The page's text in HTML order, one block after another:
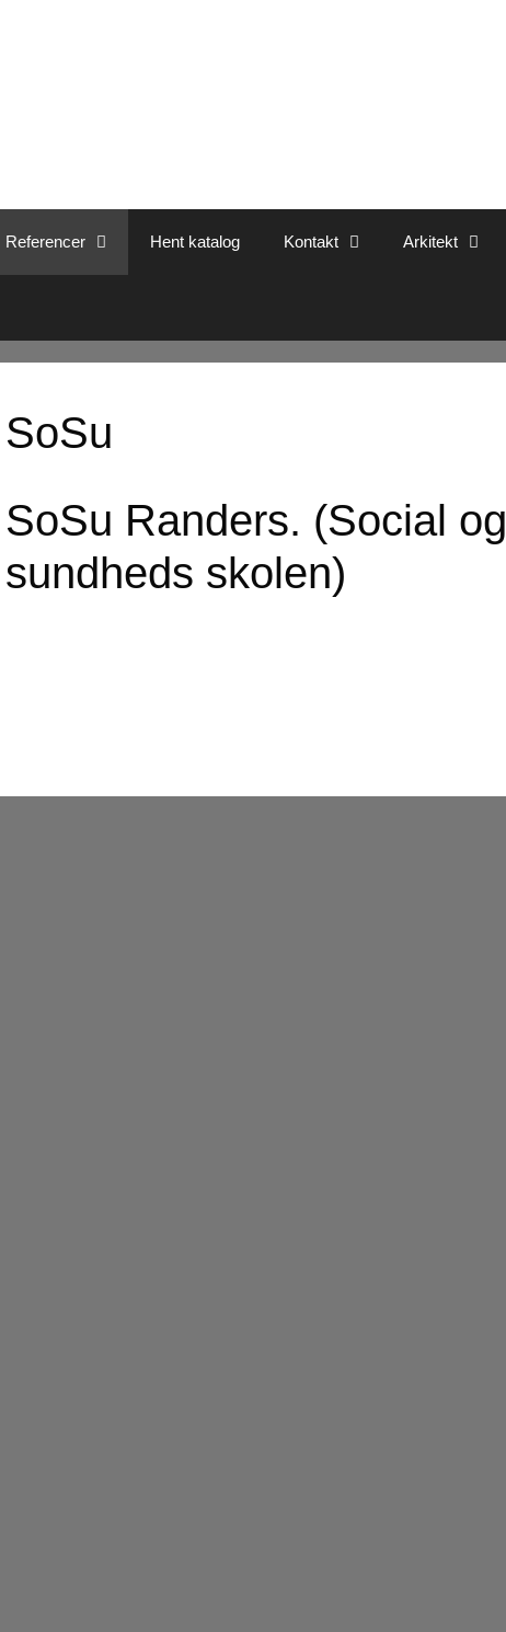
Referencer Hent katalog Kontakt Arkitekt
SoSu
SoSu Randers. (Social og
sundheds skolen)